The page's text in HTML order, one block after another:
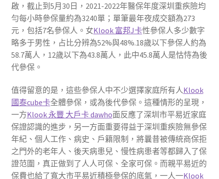
啟，截止到5月30日，2021-2022年醫保年度深圳重疾險均
勻每小時參保量約為3240單；單筆最年夜成交額為273
元，包括7名參保人。女Klook 富邦J卡性參保人多少數字
略多于男性，占比分辨為52%與48%.18歲以下參保人約為
58.7萬人，12歲以下為43.8萬人，此中45.8萬人是怙恃為後
代參保。
值得留意的是，這些參保人中不少選擇家庭所有人Klook
國泰cube卡全體參保，或為後代參保。這種情形的呈現，
一方Klook 永豐 大戶卡 dawho面反應了深圳市平易近家庭
保證認識的進步，另一方面重要得益于深圳重疾險無參保
年紀、個人工作、病史、戶籍限制，將曩昔被傳統商保拒
之門外的老年人、後天病患兒、慢性病患者等都歸入了保
證范圍，真正做到了人人可保、全家可保。而親平易近的
保費也給了寬大市平易近積極參保的底氣，一人一Klook